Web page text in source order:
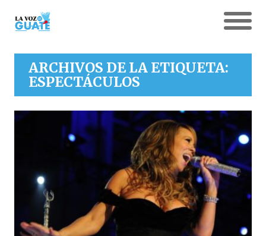
ARCHIVOS DE LA ETIQUETA:
ESPECTÁCULOS